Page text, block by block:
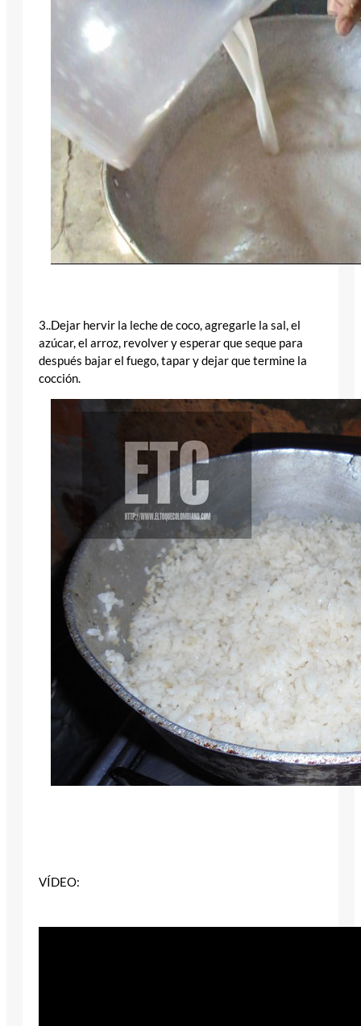
3..Dejar hervir la leche de coco, agregarle la sal, el
azúcar, el arroz, revolver y esperar que seque para
después bajar el fuego, tapar y dejar que termine la
cocción.
VÍDEO: